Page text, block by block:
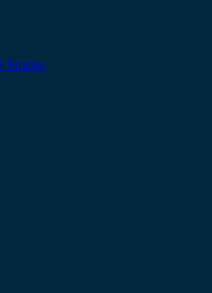
Stopps